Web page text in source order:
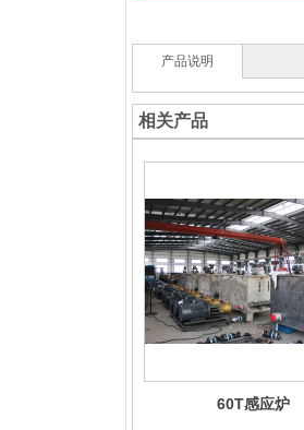
产品说明
相关产品
60T感应炉